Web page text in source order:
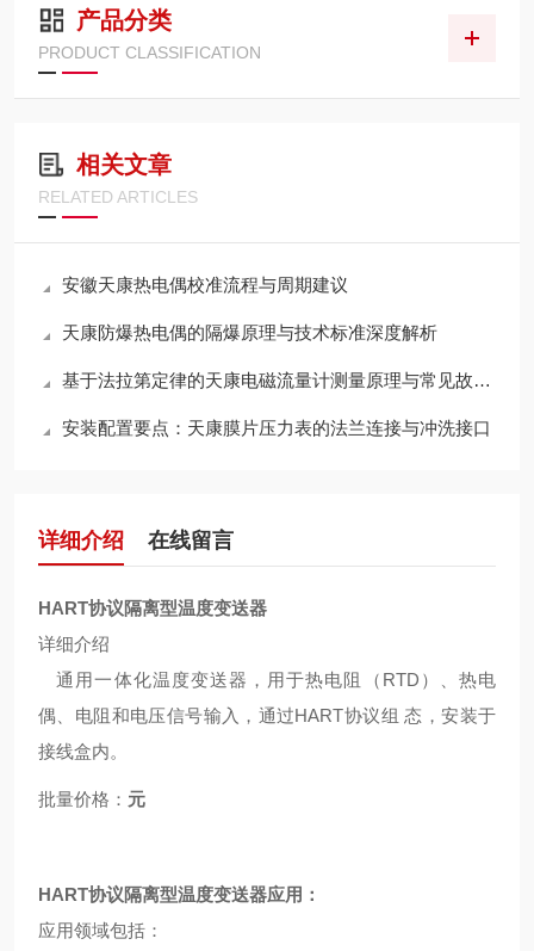
产品分类
PRODUCT CLASSIFICATION
相关文章
RELATED ARTICLES
安徽天康热电偶校准流程与周期建议
天康防爆热电偶的隔爆原理与技术标准深度解析
基于法拉第定律的天康电磁流量计测量原理与常见故障检修维护指南
安装配置要点：天康膜片压力表的法兰连接与冲洗接口
详细介绍 在线留言
HART协议隔离型温度变送器
详细介绍
通用一体化温度变送器，用于热电阻（RTD）、热电
偶、电阻和电压信号输入，通过HART协议组 态，安装于
接线盒内。
批量价格： 元
HART协议隔离型温度变送器应用：
应用领域包括：